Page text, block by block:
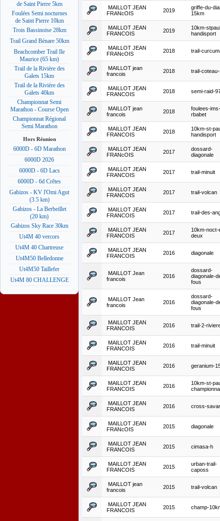
de Saint Pierre 5km
Foulées Semi nocturnes
de Saint Pierre 10km
Trois Bassinoise 28km
Trail Grand Bénare 50km
Beachcomber Trail Ile
Maurice (65 km)
Trail de la Rivière des
Galets 15km
Trail de la Rivière des
Galets 40km
Championnat Semi
Marathon - Course Open
Championnat Régional
Semi Marathon
Hors Réunion
6000D - 6D Marathon
6000D 2026
6000D - 6D Lacs
6000D - 6d Crêtes
Gabizos - KV l'Omi Agut
(3.5 km)
Gabizos - La Berbeillet
(20 km)
Gabizos Sky Race 30km
Ut4M 40 vercors
Ut4M 40 Chartreuse
Ut4M50 Belledonne
Ut4M50 Taillefer
Ut4M 80 CHALLENGE
MAILLOT JEAN
FRANcOIS
2019
griffe-du-
15km
MAILLOT JEAN
FRANCOIS
2019
10km-
handisport
MAILLOT JEAN
FRANcOIS
2018 trail-
MAILLOT jean
francois
2018 trail-
MAILLOT JEAN
FRANCOIS
2018 semi-raid-
MAILLOT jean
francois
2018
foulees-ims-
rbabet
MAILLOT JEAN
FRANCOIS
2018
10km-st-
handisport
MAILLOT JEAN
FRANcOIS
2017
dossard-
diagonale
MAILLOT JEAN
FRANCOIS
2017 trail-minuit
MAILLOT JEAN
FRANCOIS
2017 trail-volcan
MAILLOT JEAN
FRANCOIS
2017 trail-des-
MAILLOT JEAN
FRANCOIS
2017
10km-noct-
deux
MAILLOT JEAN
FRANCOIS
2016 diagonale
MAILLOT Jean
francois
2016
dossard-
diagonale-
fous
MAILLOT Jean
francois
2016
dossard-
diagonale-
fous
MAILLOT JEAN
FRANCOIS
2016 trail-2-
MAILLOT JEAN
FRANCOIS
2016 trail-minuit
MAILLOT JEAN
FRANCOIS
2016 geranium-
MAILLOT JEAN
FRANCOIS
2016
10km-st-
MAILLOT JEAN
FRANCOIS
2016 cross-
MAILLOT JEAN
FRANcOIS
2015 diagonale
MAILLOT JEAN
FRANCOIS
2015 cimasa-h
MAILLOT JEAN
FRANCOIS
2015
urban-trail-
caposs
MAILLOT jean
francois
2015 trail-volcan
MAILLOT JEAN
FRANCOIS
2015 champ-